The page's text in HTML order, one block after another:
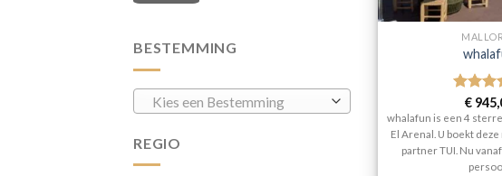
BESTEMMING
Kies een Bestemming
REGIO
4uit 5
€
whalafun is een 4
El Arenal. U boekt
partner TUI. Nu